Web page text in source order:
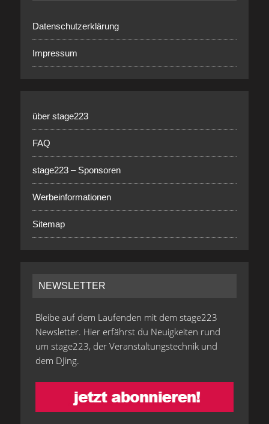
Datenschutzerklärung
Impressum
über stage223
FAQ
stage223 – Sponsoren
Werbeinformationen
Sitemap
NEWSLETTER
Bleibe auf dem Laufenden mit dem stage223
Newsletter. Hier erfährst du Neuigkeiten rund
um stage223, der Veranstaltungstechnik und
dem DJing.